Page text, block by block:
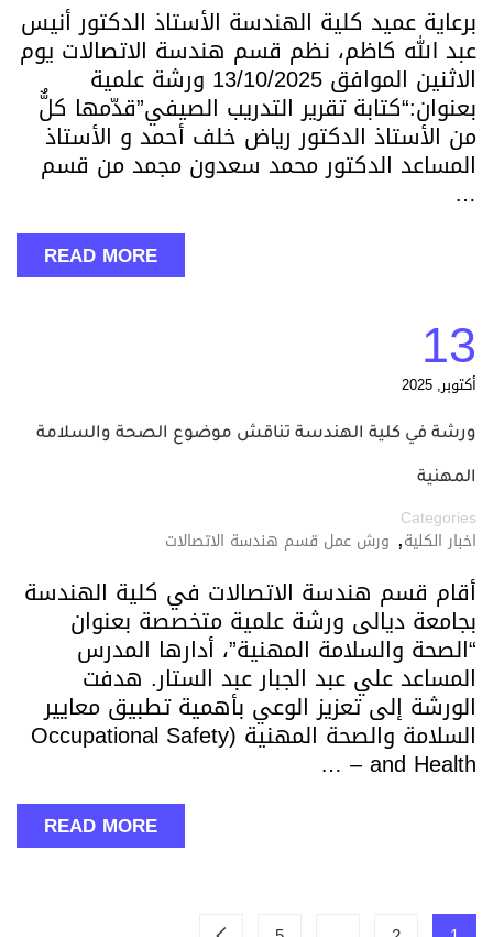
برعاية عميد كلية الهندسة الأستاذ الدكتور أنيس
عبد الله كاظم، نظم قسم هندسة الاتصالات يوم
الاثنين الموافق 13/10/2025 ورشة علمية
بعنوان:“كتابة تقرير التدريب الصيفي”قدّمها كلٌّ
من الأستاذ الدكتور رياض خلف أحمد و الأستاذ
المساعد الدكتور محمد سعدون مجمد من قسم
…
READ MORE
13
أكتوبر, 2025
ورشة في كلية الهندسة تناقش موضوع الصحة والسلامة
المهنية
Categories
اخبار الكلية, ورش عمل قسم هندسة الاتصالات
أقام قسم هندسة الاتصالات في كلية الهندسة
بجامعة ديالى ورشة علمية متخصصة بعنوان
“الصحة والسلامة المهنية”، أدارها المدرس
المساعد علي عبد الجبار عبد الستار. هدفت
الورشة إلى تعزيز الوعي بأهمية تطبيق معايير
السلامة والصحة المهنية (Occupational Safety
and Health – …
READ MORE